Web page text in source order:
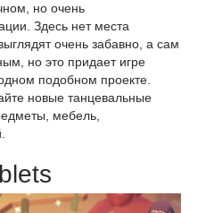
но очень
Здесь нет места
очень забавно, а сам
но это придает игре
подобном проекте.
новые танцевальные
мебель,